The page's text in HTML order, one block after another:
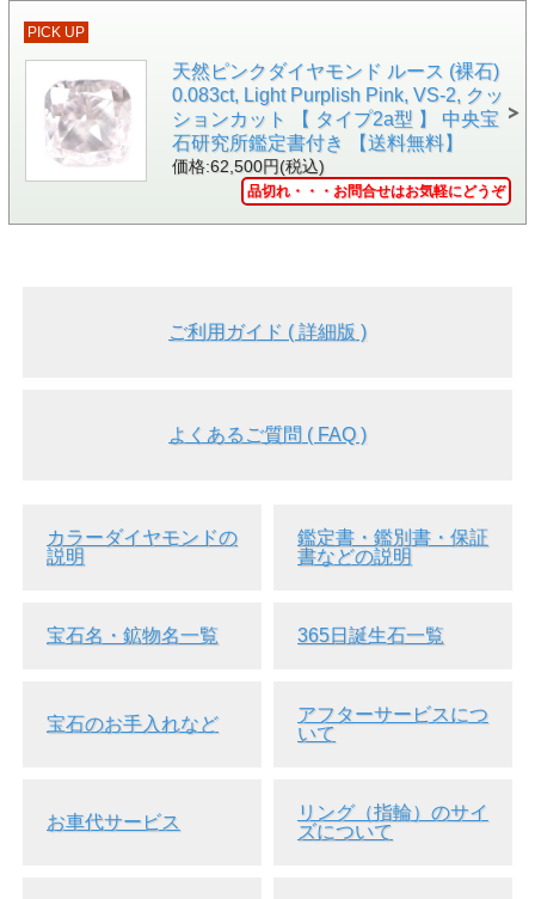
PICK UP
天然ピンクダイヤモンド ルース (裸石)
0.083ct, Light Purplish Pink, VS-2, クッ
ションカット 【 タイプ2a型 】 中央宝
石研究所鑑定書付き 【送料無料】
価格:62,500円(税込)
品切れ・・・お問合せはお気軽にどうぞ
ご利用ガイド ( 詳細版 )
よくあるご質問 ( FAQ )
カラーダイヤモンドの
説明
鑑定書・鑑別書・保証
書などの説明
宝石名・鉱物名一覧 365日誕生石一覧
宝石のお手入れなど
アフターサービスにつ
いて
お車代サービス
リング（指輪）のサイ
ズについて